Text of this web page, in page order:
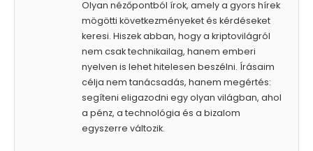
Olyan nézőpontból írok, amely a gyors hírek
mögötti következményeket és kérdéseket
keresi. Hiszek abban, hogy a kriptovilágról
nem csak technikailag, hanem emberi
nyelven is lehet hitelesen beszélni. Írásaim
célja nem tanácsadás, hanem megértés:
segíteni eligazodni egy olyan világban, ahol
a pénz, a technológia és a bizalom
egyszerre változik.